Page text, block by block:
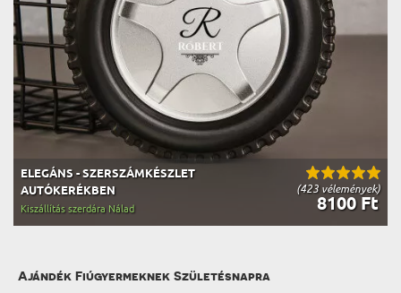
(423 vélemények)
ELEGÁNS - SZERSZÁMKÉSZLET
AUTÓKERÉKBEN
8100 Ft
Kiszállítás szerdára Nálad
Ajándék Fiúgyermeknek Születésnapra